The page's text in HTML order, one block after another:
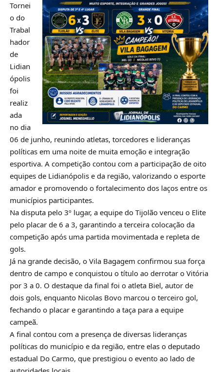
Tornei
o do
Trabal
hador
de
Lidian
ópolis
foi
realiz
ada
no dia
06 de junho, reunindo atletas, torcedores e lideranças
políticas em uma noite de muita emoção e integração
esportiva. A competição contou com a participação de oito
equipes de Lidianópolis e da região, valorizando o esporte
amador e promovendo o fortalecimento dos laços entre os
municípios participantes.
Na disputa pelo 3º lugar, a equipe do Tijolão venceu o Elite
pelo placar de 6 a 3, garantindo a terceira colocação da
competição após uma partida movimentada e repleta de
gols.
Já na grande decisão, o Vila Bagagem confirmou sua força
dentro de campo e conquistou o título ao derrotar o Vitória
por 3 a 0. O destaque da final foi o atleta Biel, autor de
dois gols, enquanto Nicolas Bovo marcou o terceiro gol,
fechando o placar e garantindo a taça para a equipe
campeã.
A final contou com a presença de diversas lideranças
políticas do município e da região, entre elas o deputado
estadual Do Carmo, que prestigiou o evento ao lado de